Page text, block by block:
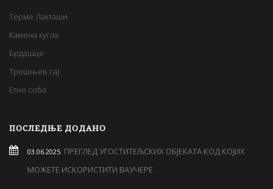
Терме Лакташи
Камена кугла
Брдашце
Трешњев гај
Етно соба
ПОСЛЕДЊЕ ДОДАНО
03.06.2025 ПРЕГЛЕД УГОСТИТЕЉСКИХ ОБЈЕКАТА КОД КОЈИХ
МОЖЕТЕ ИСКОРИСТИТИ ВАУЧЕРЕ